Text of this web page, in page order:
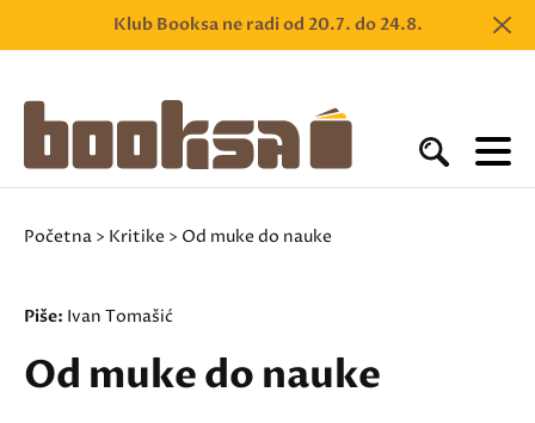
Klub Booksa ne radi od 20.7. do 24.8.
Početna > Kritike > Od muke do nauke
Piše: Ivan Tomašić
Od muke do nauke